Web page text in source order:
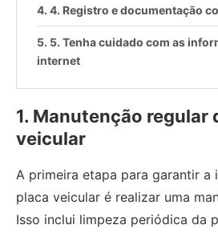
4. Registro e documentação
5. Tenha cuidado com as
internet
1. Manutenção regular
veicular
A primeira etapa para garantir a
placa veicular é realizar uma
Isso inclui limpeza periódica da